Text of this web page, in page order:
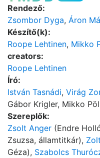
Rendező:
Zsombor Dyga, Áron
Készítő(k):
Roope Lehtinen, Mikko
creators:
Roope Lehtinen
Író:
István Tasnádi, Virág
Gábor Krigler, Mikko
Szereplők:
Zsolt Anger (Endre
Zsuzsa, államtitkár),
Géza), Szabolcs